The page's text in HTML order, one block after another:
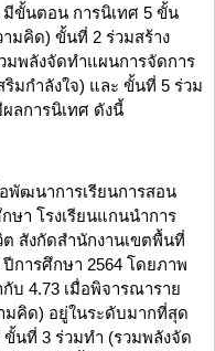
มีขั้นตอน การนิเทศ 5 ขั้น
มคิด) ขั้นที่ 2 ร่วมสร้าง
มพลังจัดทำแผนการจัดการ
ริมกำลังใจ) และ ขั้นที่ 5 ร่วม
ลการนิเทศ ดังนี้
พัฒนาการเรียนการสอน
า โรงเรียนแกนนำการ
สังกัดสำนักงานเขตพื้นที่
การศึกษา 2564 โดยภาพ
บ 4.73 เมื่อพิจารณาราย
มคิด) อยู่ในระดับมากที่สุด
ขั้นที่ 3 ร่วมทำ (รวมพลังจัด